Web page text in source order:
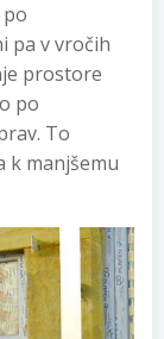
pa v vročih
prostore
po
To
k manjšemu